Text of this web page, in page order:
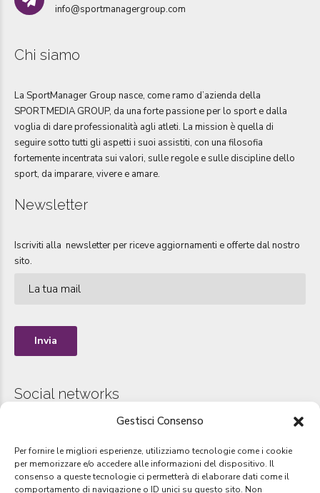
Gestisci Consenso
Per fornire le migliori esperienze, utilizziamo tecnologie come i cookie
per memorizzare e/o accedere alle informazioni del dispositivo. Il
consenso a queste tecnologie ci permetterà di elaborare dati come il
comportamento di navigazione o ID unici su questo sito. Non
info@sportmanagergroup.com
Chi siamo
La SportManager Group nasce, come ramo d’azienda della
SPORTMEDIA GROUP, da una forte passione per lo sport e dalla
voglia di dare professionalità agli atleti. La mission è quella di
seguire sotto tutti gli aspetti i suoi assistiti, con una filosofia
fortemente incentrata sui valori, sulle regole e sulle discipline dello
sport, da imparare, vivere e amare.
Newsletter
Iscriviti alla newsletter per riceve aggiornamenti e offerte dal nostro
sito.
Social networks
Instagram
www.instagram.com/sportmanager_group